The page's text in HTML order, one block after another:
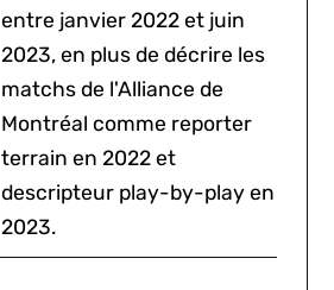
entre janvier 2022 et juin
2023, en plus de décrire les
matchs de l'Alliance de
Montréal comme reporter
terrain en 2022 et
descripteur play-by-play en
2023.